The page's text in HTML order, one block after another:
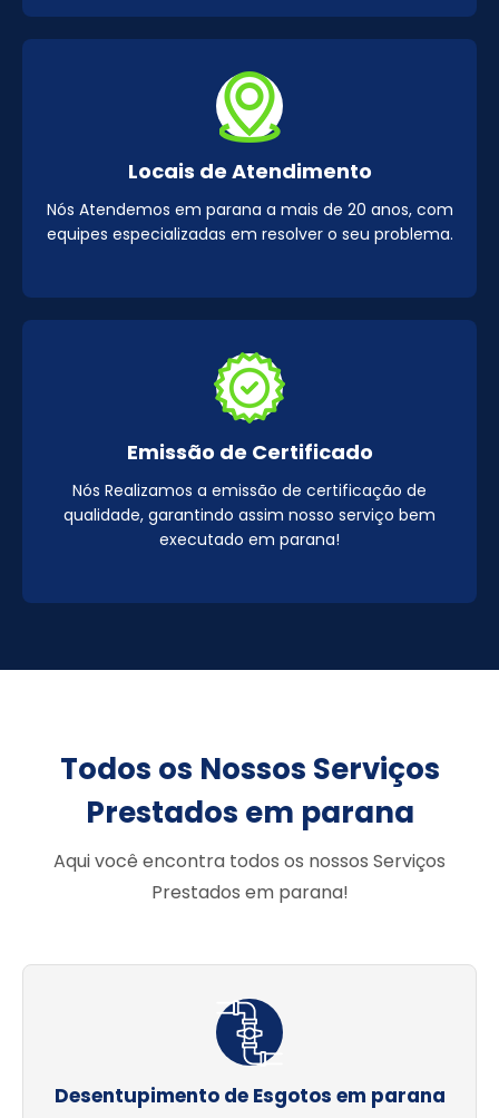
Locais de Atendimento
Nós Atendemos em parana a mais de 20 anos, com
equipes especializadas em resolver o seu problema.
Emissão de Certificado
Nós Realizamos a emissão de certificação de
qualidade, garantindo assim nosso serviço bem
executado em parana!
Todos os Nossos Serviços
Prestados em parana
Aqui você encontra todos os nossos Serviços
Prestados em parana!
Desentupimento de Esgotos em parana